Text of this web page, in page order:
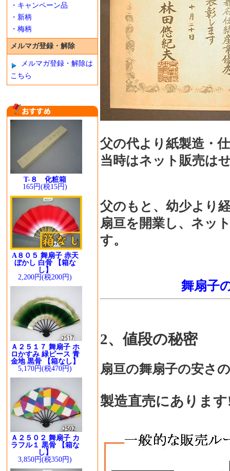
・キャンペーン品
・新柄
・梅柄
メルマガ登録・解除
メルマガ登録・解除は
こちら
T-８ 化粧箱
165円(税15円)
A８０５ 舞扇子 赤天
ぼかし 白骨 【箱な
し】
2,200円(税200円)
Ａ２５１７ 舞扇子 ホ
ロかすみ 緑ピース 青
金地 黒骨 【箱なし】
5,170円(税470円)
Ａ２５０２ 舞扇子 カ
ラフル１ 黒骨 【箱な
し】
3,850円(税350円)
父の代より紙製造・
当時はネット販売は
父のもと、幼少より
扇亘を開業し、ネッ
す。
舞扇子
2、値段の秘密
扇亘の舞扇子の安さ
製造直売にありま